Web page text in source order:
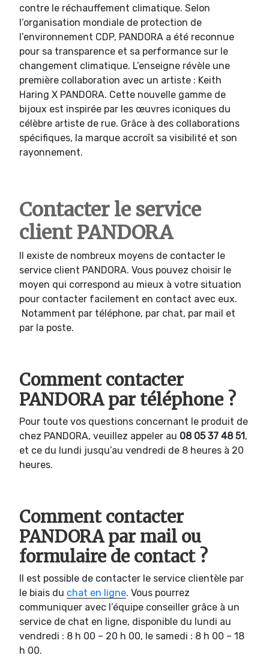
contre le réchauffement climatique. Selon
l’organisation mondiale de protection de
l’environnement CDP, PANDORA a été reconnue
pour sa transparence et sa performance sur le
changement climatique. L’enseigne révèle une
première collaboration avec un artiste : Keith
Haring X PANDORA. Cette nouvelle gamme de
bijoux est inspirée par les œuvres iconiques du
célèbre artiste de rue. Grâce à des collaborations
spécifiques, la marque accroît sa visibilité et son
rayonnement.
Contacter le service
client PANDORA
Il existe de nombreux moyens de contacter le
service client PANDORA. Vous pouvez choisir le
moyen qui correspond au mieux à votre situation
pour contacter facilement en contact avec eux.
Notamment par téléphone, par chat, par mail et
par la poste.
Comment contacter
PANDORA par téléphone ?
Pour toute vos questions concernant le produit de
chez PANDORA, veuillez appeler au 08 05 37 48 51,
et ce du lundi jusqu’au vendredi de 8 heures à 20
heures.
Comment contacter
PANDORA par mail ou
formulaire de contact ?
Il est possible de contacter le service clientèle par
le biais du chat en ligne. Vous pourrez
communiquer avec l’équipe conseiller grâce à un
service de chat en ligne, disponible du lundi au
vendredi : 8 h 00 – 20 h 00, le samedi : 8 h 00 – 18
h 00.